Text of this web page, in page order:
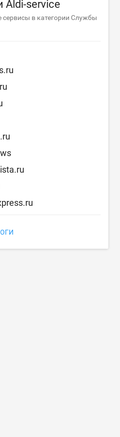
Aldi-service
сервисы в категории Службы